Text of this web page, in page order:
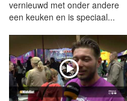
vernieuwd met onder andere
een keuken en is speciaal...